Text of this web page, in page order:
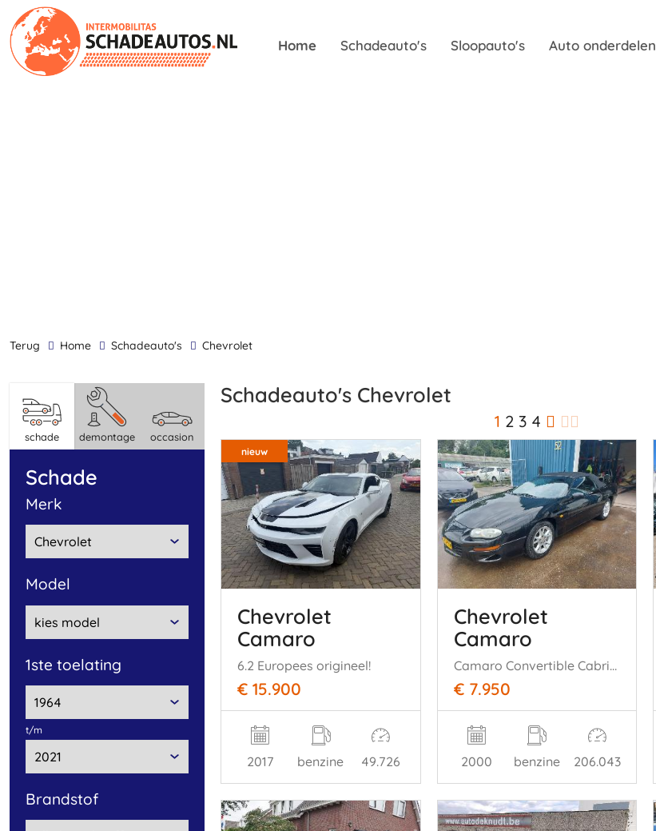
Home Schadeauto's Sloopauto's Auto onderdelen
terug Home Schadeauto's Chevrolet
schade demontage occasion
schade
merk
model
1ste toelating
t/m
brandstof
Schadeauto's Chevrolet
1 2 3 4
nieuw
Chevrolet
Camaro
6.2 Europees origineel!
€ 15.900
2017 benzine 49.726
Chevrolet
Camaro
Camaro Convertible Cabrio 3.8 V6
€ 7.950
2000 benzine 206.043